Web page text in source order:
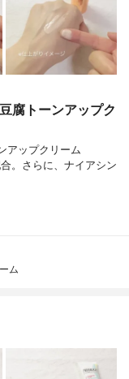
腐トーンアップク
アップクリーム
。さらに、ナイアシン
ム